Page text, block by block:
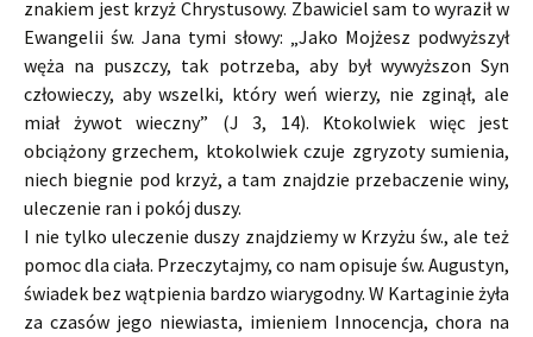
znakiem jest krzyż Chrystusowy. Zbawiciel sam to wyraził w
Ewangelii św. Jana tymi słowy: „Jako Mojżesz podwyższył
węża na puszczy, tak potrzeba, aby był wywyższon Syn
człowieczy, aby wszelki, który weń wierzy, nie zginął, ale
miał żywot wieczny” (J 3, 14). Ktokolwiek więc jest
obciążony grzechem, ktokolwiek czuje zgryzoty sumienia,
niech biegnie pod krzyż, a tam znajdzie przebaczenie winy,
uleczenie ran i pokój duszy.
I nie tylko uleczenie duszy znajdziemy w Krzyżu św., ale też
pomoc dla ciała. Przeczytajmy, co nam opisuje św. Augustyn,
świadek bez wątpienia bardzo wiarygodny. W Kartaginie żyła
za czasów jego niewiasta, imieniem Innocencja, chora na